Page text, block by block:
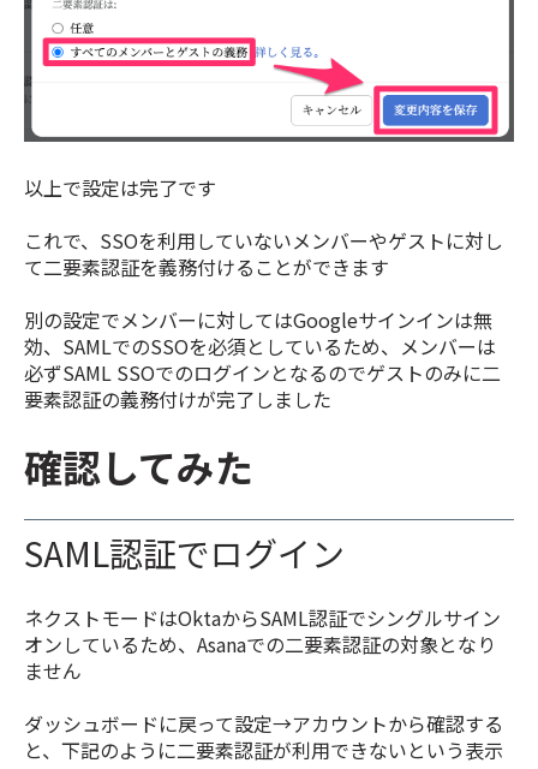
以上で設定は完了です
これで、SSOを利用していないメンバーやゲストに対し
て二要素認証を義務付けることができます
別の設定でメンバーに対してはGoogleサインインは無
効、SAMLでのSSOを必須としているため、メンバーは
必ずSAML SSOでのログインとなるのでゲストのみに二
要素認証の義務付けが完了しました
確認してみた
SAML認証でログイン
ネクストモードはOktaからSAML認証でシングルサイン
オンしているため、Asanaでの二要素認証の対象となり
ません
ダッシュボードに戻って設定→アカウントから確認する
と、下記のように二要素認証が利用できないという表示